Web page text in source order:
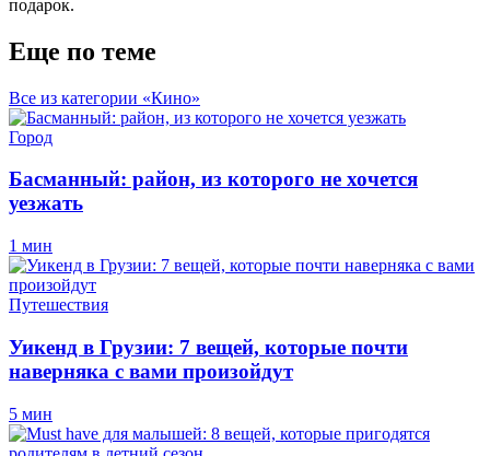
подарок.
Еще по теме
Все из категории «Кино»
Город
Басманный: район, из которого не хочется
уезжать
1 мин
Путешествия
Уикенд в Грузии: 7 вещей, которые почти
наверняка с вами произойдут
5 мин